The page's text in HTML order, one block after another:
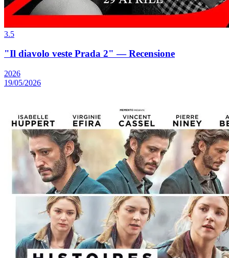
3.5
"Il diavolo veste Prada 2" — Recensione
2026
19/05/2026